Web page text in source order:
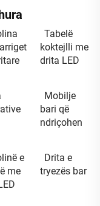
Tabelë
koktejlli me
drita LED
Mobilje
bari që
ndriçohen
e
me
Drita e
tryezës bar